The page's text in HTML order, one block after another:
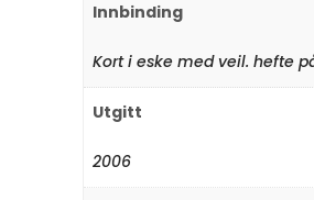
Innbinding
Kort i eske med veil. hefte
Utgitt
2006